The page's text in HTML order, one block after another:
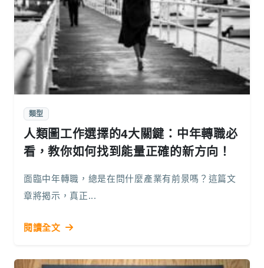
類型
人類圖工作選擇的4大關鍵：中年轉職必
看，教你如何找到能量正確的新方向！
面臨中年轉職，總是在問什麼產業有前景嗎？這篇文
章將揭示，真正...
閱讀全文